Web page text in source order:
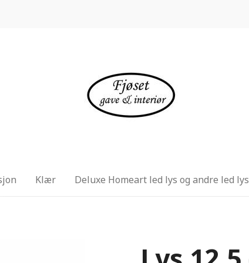
Klær Deluxe Homeart led lys og andre led lys